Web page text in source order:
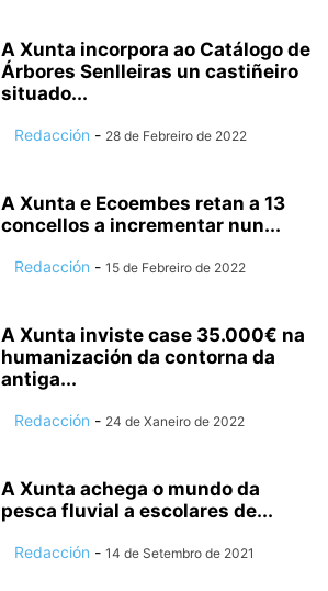
A Xunta incorpora ao Catálogo de
Árbores Senlleiras un castiñeiro
situado...
Redacción - 28 de Febreiro de 2022
A Xunta e Ecoembes retan a 13
concellos a incrementar nun...
Redacción - 15 de Febreiro de 2022
A Xunta inviste case 35.000€ na
humanización da contorna da
antiga...
Redacción - 24 de Xaneiro de 2022
A Xunta achega o mundo da
pesca fluvial a escolares de...
Redacción - 14 de Setembro de 2021